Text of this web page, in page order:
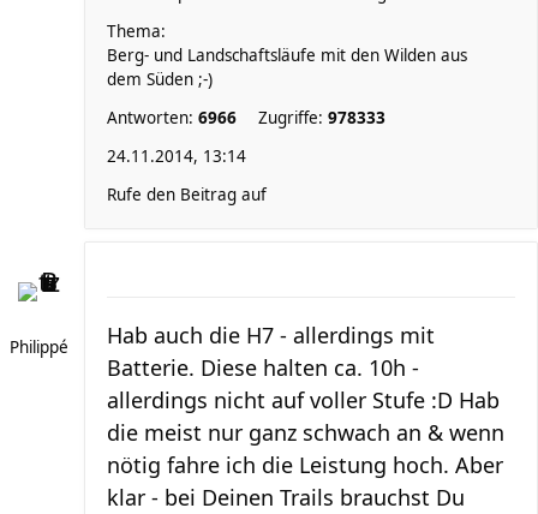
Thema:
Berg- und Landschaftsläufe mit den Wilden aus
dem Süden ;-)
Antworten: 6966 Zugriffe: 978333
24.11.2014, 13:14
Rufe den Beitrag auf
Philippé
Hab auch die H7 - allerdings mit
Batterie. Diese halten ca. 10h -
allerdings nicht auf voller Stufe :D Hab
die meist nur ganz schwach an & wenn
nötig fahre ich die Leistung hoch. Aber
klar - bei Deinen Trails brauchst Du